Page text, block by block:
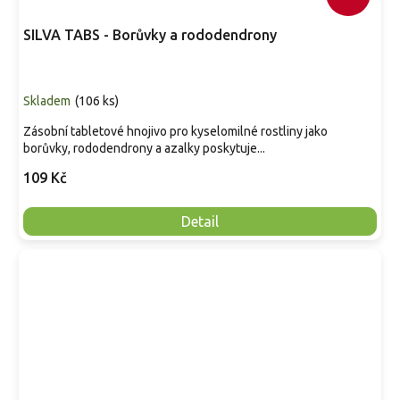
SILVA TABS - Borůvky a rododendrony
Skladem (106 ks)
109 Kč
Detail
Zásobní tabletové hnojivo pro kyselomilné rostliny jako
borůvky, rododendrony a azalky poskytuje...